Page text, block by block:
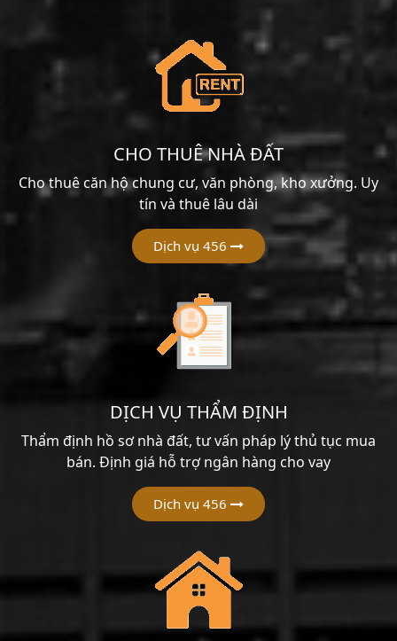
CHO THUÊ NHÀ ĐẤT
Cho thuê căn hộ chung cư, văn phòng, kho xưởng. Uy
tín và thuê lâu dài
Dịch vụ 456
DỊCH VỤ THẨM ĐỊNH
Thẩm định hồ sơ nhà đất, tư vấn pháp lý thủ tục mua
bán. Định giá hỗ trợ ngân hàng cho vay
Dịch vụ 456